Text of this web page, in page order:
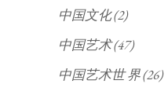
中国文化(2)
中国艺术(47)
中国艺术世 界(26)